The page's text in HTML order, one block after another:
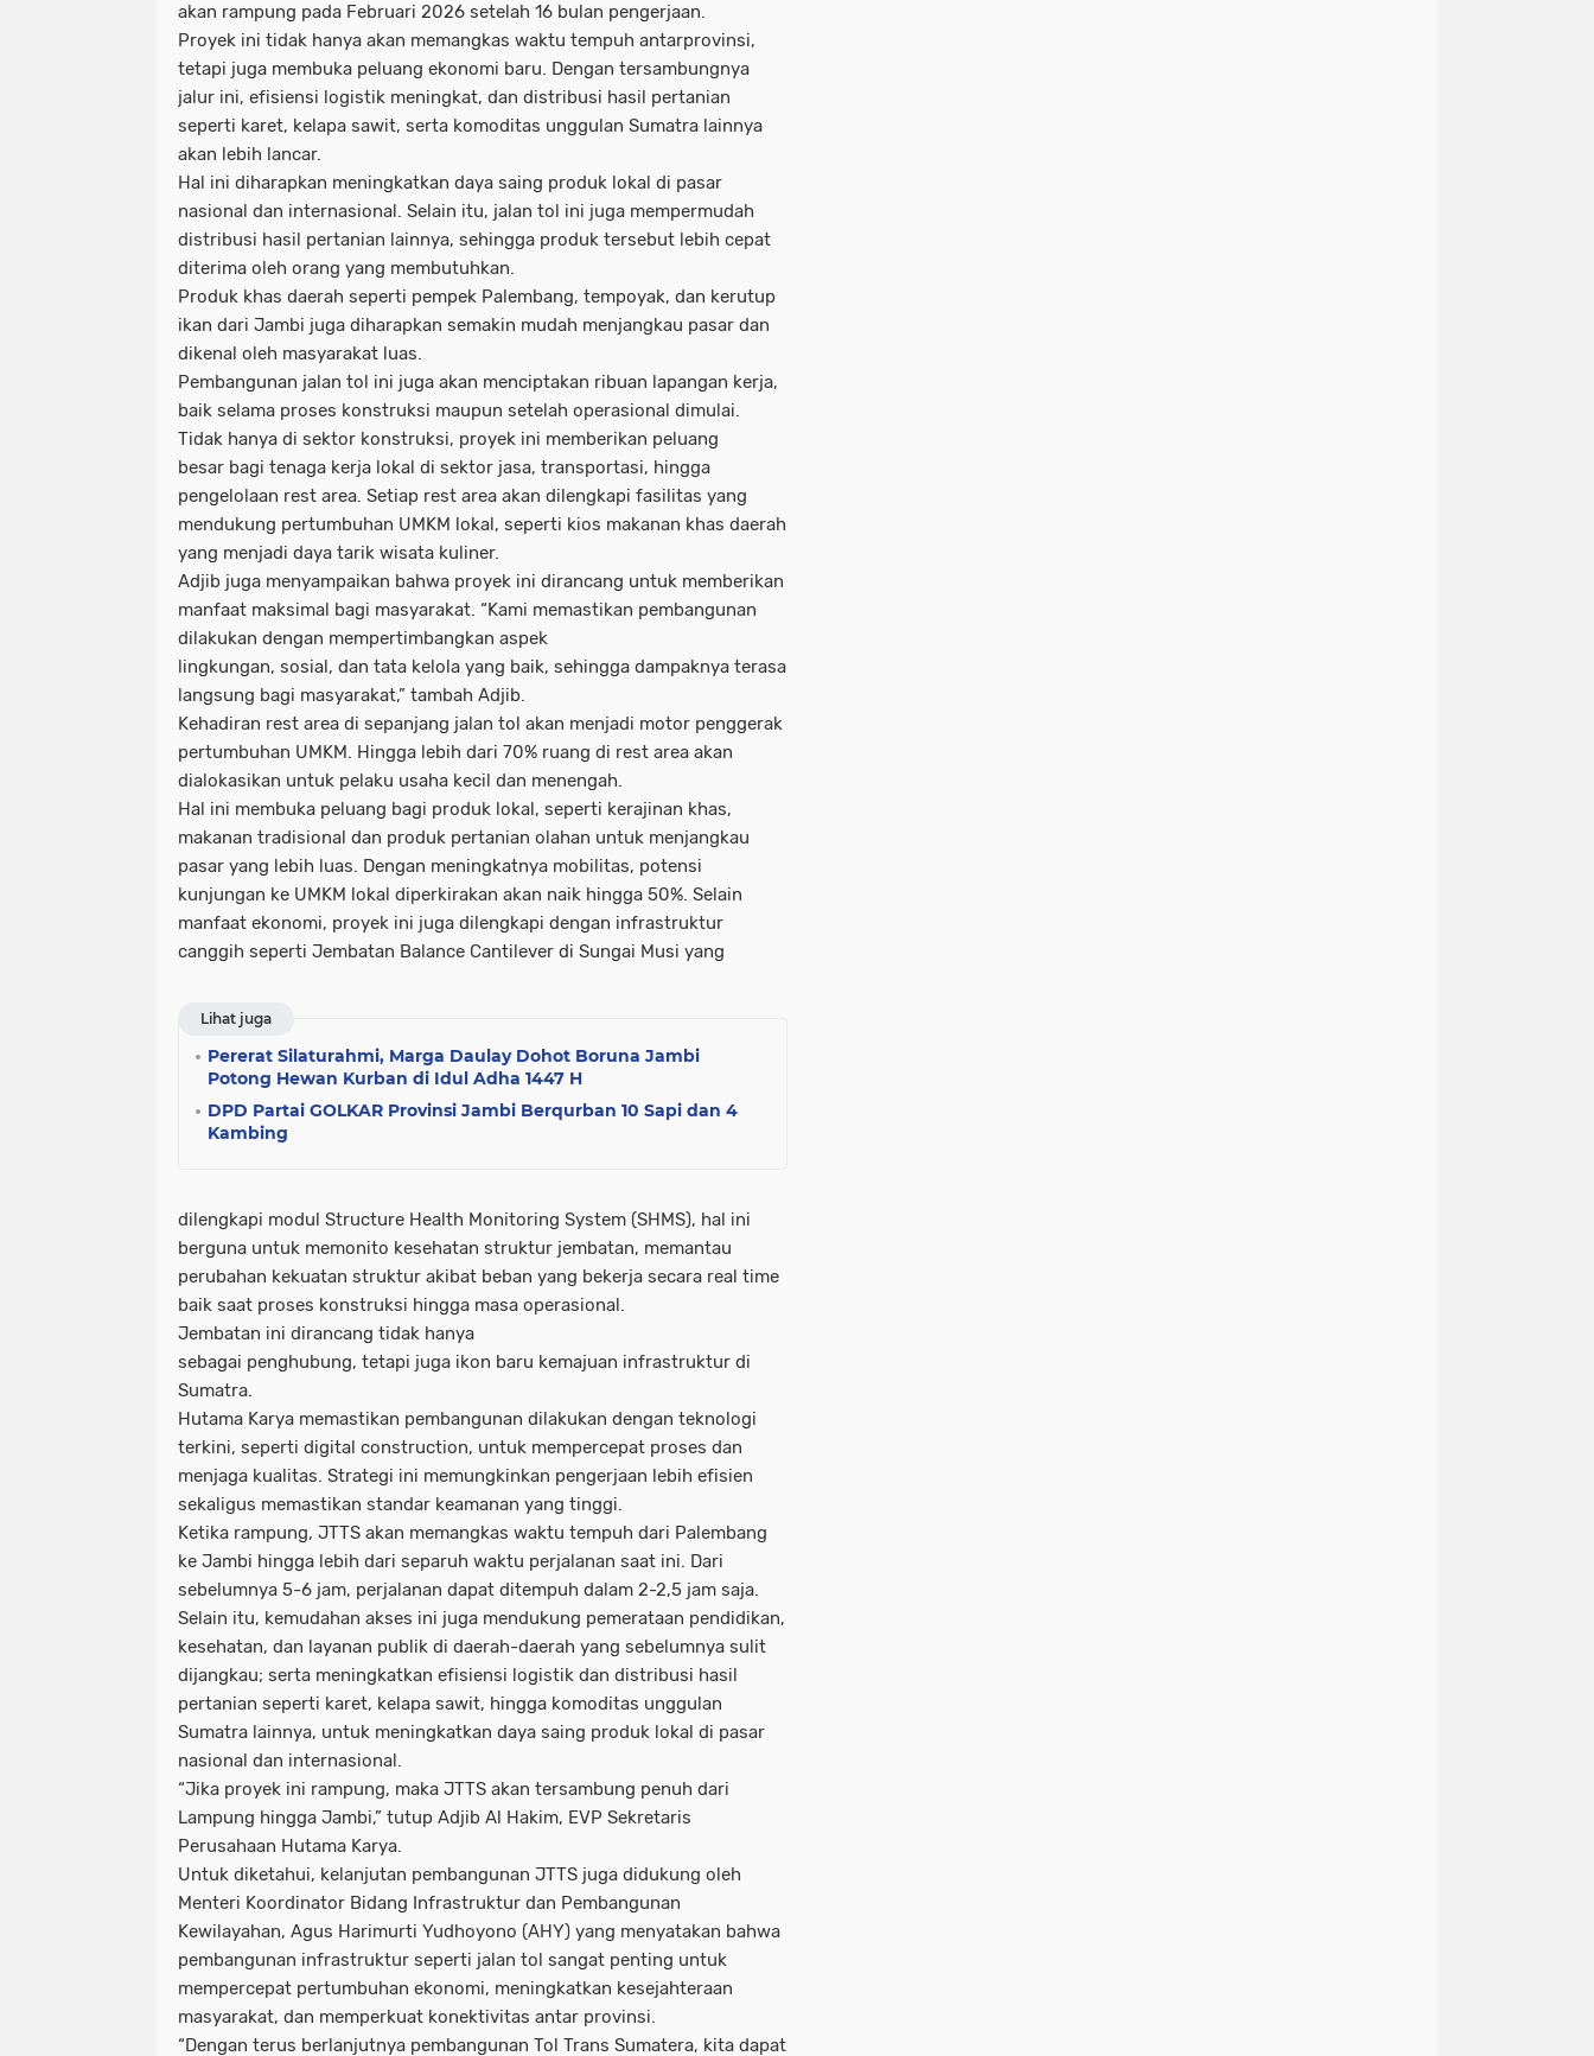
akan rampung pada Februari 2026 setelah 16 bulan pengerjaan.
Proyek ini tidak hanya akan memangkas waktu tempuh antarprovinsi,
tetapi juga membuka peluang ekonomi baru. Dengan tersambungnya
jalur ini, efisiensi logistik meningkat, dan distribusi hasil pertanian
seperti karet, kelapa sawit, serta komoditas unggulan Sumatra lainnya
akan lebih lancar.
Hal ini diharapkan meningkatkan daya saing produk lokal di pasar
nasional dan internasional. Selain itu, jalan tol ini juga mempermudah
distribusi hasil pertanian lainnya, sehingga produk tersebut lebih cepat
diterima oleh orang yang membutuhkan.
Produk khas daerah seperti pempek Palembang, tempoyak, dan kerutup
ikan dari Jambi juga diharapkan semakin mudah menjangkau pasar dan
dikenal oleh masyarakat luas.
Pembangunan jalan tol ini juga akan menciptakan ribuan lapangan kerja,
baik selama proses konstruksi maupun setelah operasional dimulai.
Tidak hanya di sektor konstruksi, proyek ini memberikan peluang
besar bagi tenaga kerja lokal di sektor jasa, transportasi, hingga
pengelolaan rest area. Setiap rest area akan dilengkapi fasilitas yang
mendukung pertumbuhan UMKM lokal, seperti kios makanan khas daerah
yang menjadi daya tarik wisata kuliner.
Adjib juga menyampaikan bahwa proyek ini dirancang untuk memberikan
manfaat maksimal bagi masyarakat. “Kami memastikan pembangunan
dilakukan dengan mempertimbangkan aspek
lingkungan, sosial, dan tata kelola yang baik, sehingga dampaknya terasa
langsung bagi masyarakat,” tambah Adjib.
Kehadiran rest area di sepanjang jalan tol akan menjadi motor penggerak
pertumbuhan UMKM. Hingga lebih dari 70% ruang di rest area akan
dialokasikan untuk pelaku usaha kecil dan menengah.
Hal ini membuka peluang bagi produk lokal, seperti kerajinan khas,
makanan tradisional dan produk pertanian olahan untuk menjangkau
pasar yang lebih luas. Dengan meningkatnya mobilitas, potensi
kunjungan ke UMKM lokal diperkirakan akan naik hingga 50%. Selain
manfaat ekonomi, proyek ini juga dilengkapi dengan infrastruktur
canggih seperti Jembatan Balance Cantilever di Sungai Musi yang
Lihat juga
Pererat Silaturahmi, Marga Daulay Dohot Boruna Jambi
Potong Hewan Kurban di Idul Adha 1447 H
DPD Partai GOLKAR Provinsi Jambi Berqurban 10 Sapi dan 4
Kambing
dilengkapi modul Structure Health Monitoring System (SHMS), hal ini
berguna untuk memonito kesehatan struktur jembatan, memantau
perubahan kekuatan struktur akibat beban yang bekerja secara real time
baik saat proses konstruksi hingga masa operasional.
Jembatan ini dirancang tidak hanya
sebagai penghubung, tetapi juga ikon baru kemajuan infrastruktur di
Sumatra.
Hutama Karya memastikan pembangunan dilakukan dengan teknologi
terkini, seperti digital construction, untuk mempercepat proses dan
menjaga kualitas. Strategi ini memungkinkan pengerjaan lebih efisien
sekaligus memastikan standar keamanan yang tinggi.
Ketika rampung, JTTS akan memangkas waktu tempuh dari Palembang
ke Jambi hingga lebih dari separuh waktu perjalanan saat ini. Dari
sebelumnya 5-6 jam, perjalanan dapat ditempuh dalam 2-2,5 jam saja.
Selain itu, kemudahan akses ini juga mendukung pemerataan pendidikan,
kesehatan, dan layanan publik di daerah-daerah yang sebelumnya sulit
dijangkau; serta meningkatkan efisiensi logistik dan distribusi hasil
pertanian seperti karet, kelapa sawit, hingga komoditas unggulan
Sumatra lainnya, untuk meningkatkan daya saing produk lokal di pasar
nasional dan internasional.
“Jika proyek ini rampung, maka JTTS akan tersambung penuh dari
Lampung hingga Jambi,” tutup Adjib Al Hakim, EVP Sekretaris
Perusahaan Hutama Karya.
Untuk diketahui, kelanjutan pembangunan JTTS juga didukung oleh
Menteri Koordinator Bidang Infrastruktur dan Pembangunan
Kewilayahan, Agus Harimurti Yudhoyono (AHY) yang menyatakan bahwa
pembangunan infrastruktur seperti jalan tol sangat penting untuk
mempercepat pertumbuhan ekonomi, meningkatkan kesejahteraan
masyarakat, dan memperkuat konektivitas antar provinsi.
“Dengan terus berlanjutnya pembangunan Tol Trans Sumatera, kita dapat